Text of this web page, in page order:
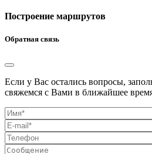
Построение маршрутов
Обратная связь
Если у Вас остались вопросы,
свяжемся с Вами в ближайшее